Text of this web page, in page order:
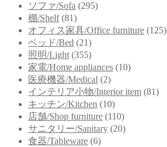
ソファ/Sofa (295)
棚/Shelf (81)
オフィス家具/Office furniture (125)
ベッド/Bed (21)
照明/Light (355)
家電/Home appliances (10)
医療機器/Medical (2)
インテリア小物/Interior item (81)
キッチン/Kitchen (10)
店舗/Shop furniture (110)
サニタリー/Sanitary (20)
食器/Tableware (6)